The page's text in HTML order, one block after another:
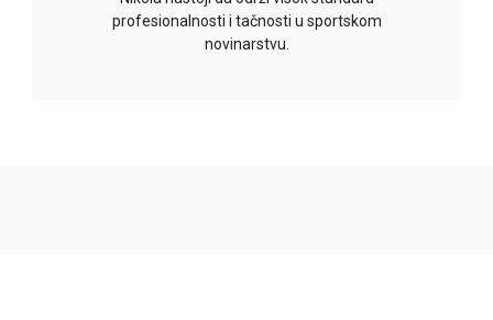
profesionalnosti i tačnosti u sportskom
novinarstvu.